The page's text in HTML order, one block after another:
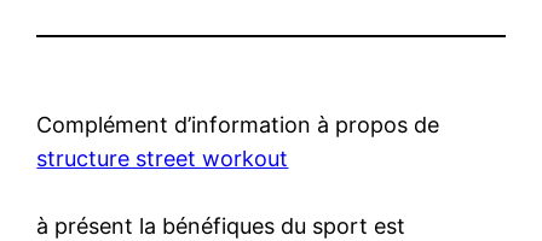
Complément d’information à propos de
structure street workout
à présent la bénéfiques du sport est